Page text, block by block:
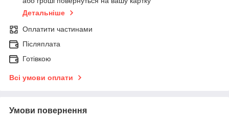
Детальніше
Оплатити частинами
Післяплата
Готівкою
Всі умови оплати
Умови повернення